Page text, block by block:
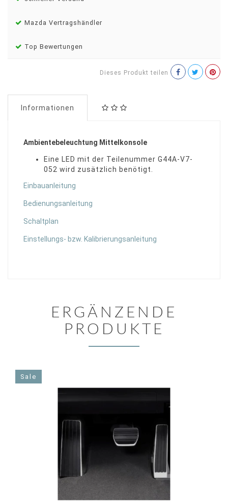
Mazda Vertragshändler
Top Bewertungen
Dieses Produkt teilen
Informationen
Ambientebeleuchtung Mittelkonsole
Eine LED mit der Teilenummer G44A-V7-
052 wird zusätzlich benötigt.
Einbauanleitung
Bedienungsanleitung
Schaltplan
Einstellungs- bzw. Kalibrierungsanleitung
ERGÄNZENDE
PRODUKTE
Sale